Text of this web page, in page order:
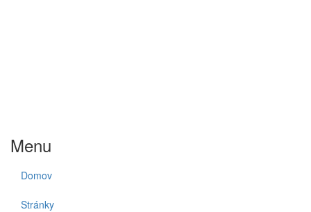
Menu
Domov
Stránky